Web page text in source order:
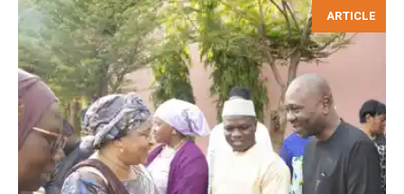
ARTICLE